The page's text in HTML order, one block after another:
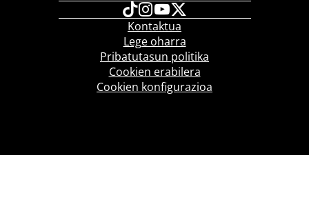
Kontaktua
Lege oharra
Pribatutasun politika
Cookien erabilera
Cookien konfigurazioa